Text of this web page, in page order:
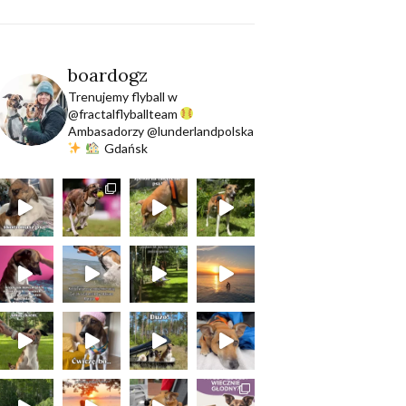
boardogz
Trenujemy flyball w
@fractalflyballteam
Ambasadorzy @lunderlandpolska
Gdańsk